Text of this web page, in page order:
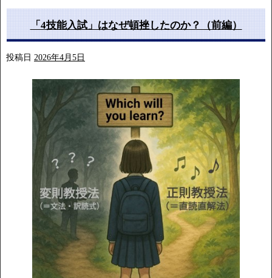
「4技能入試」はなぜ頓挫したのか？（前編）
投稿日 2026年4月5日